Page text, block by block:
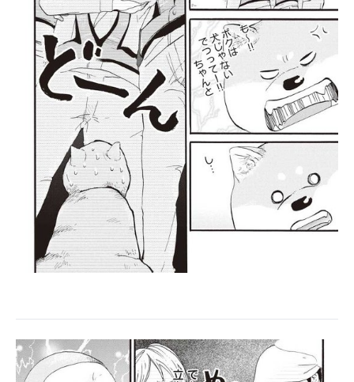
企業ITのトレンドを詳説
経営リーダーのコミュニティ
マーケ×ITの今がよく分かる
ITエンジニア向け専門サイト
企業向けIT製品の総合サイト
IT製品の技術・比較・事例
製造業のIT導入・活用を支援
モノづくり技術者専門サイト
エネルギーの専門メディア